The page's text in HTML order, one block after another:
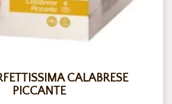
CALABRESE
PICCANTE